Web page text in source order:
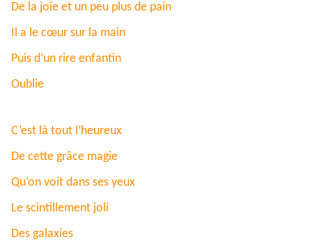
De la joie et un peu plus de pain
Il a le cœur sur la main
Puis d’un rire enfantin
Oublie
C’est là tout l’heureux
De cette grâce magie
Qu’on voit dans ses yeux
Le scintillement joli
Des galaxies